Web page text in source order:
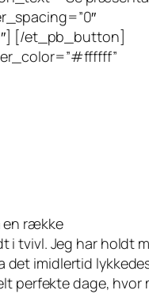
[/et_pb_button]
en række
i tvivl. Jeg har holdt
det imidlertid
perfekte dage, hvor